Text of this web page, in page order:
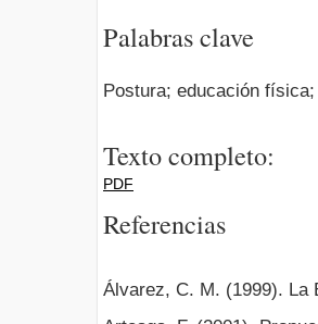
Palabras clave
Postura; educación
Texto completo:
PDF
Referencias
Álvarez, C. M. (1999). La